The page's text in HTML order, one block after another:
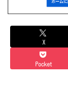
X
Pocket